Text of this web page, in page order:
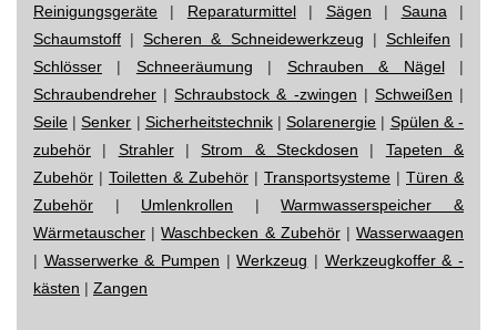
Reinigungsgeräte | Reparaturmittel| Sägen | Sauna |
Schaumstoff |Scheren & Schneidewerkzeug | Schleifen |
Schlösser | Schneeräumung | Schrauben & Nägel|
Schraubendreher |Schraubstock & -zwingen | Schweißen |
Seile |Senker | Sicherheitstechnik|Solarenergie | Spülen & -
zubehör | Strahler|Strom & Steckdosen | Tapeten &
Zubehör | Toiletten & Zubehör | Transportsysteme | Türen &
Zubehör | Umlenkrollen |Warmwasserspeicher &
Wärmetauscher |Waschbecken & Zubehör|Wasserwaagen
| Wasserwerke & Pumpen |Werkzeug | Werkzeugkoffer & -
kästen | Zangen